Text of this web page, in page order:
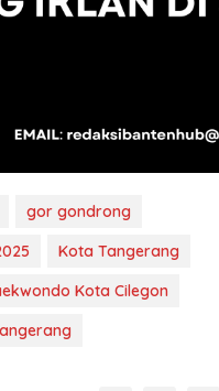
gor gondrong
Kota Tangerang
Kota Cilegon